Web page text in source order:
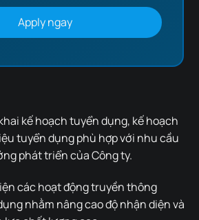
kế hoạch tuyển dụng, kế hoạch
tuyển dụng phù hợp với nhu cầu
phát triển của Công ty.
các hoạt động truyền thông
nhằm nâng cao độ nhận diện và
Apply ngay